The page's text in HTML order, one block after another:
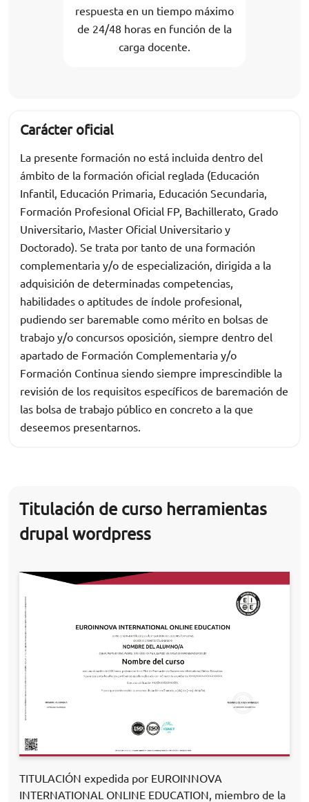
respuesta en un tiempo máximo
de 24/48 horas en función de la
carga docente.
Carácter oficial
La presente formación no está incluida dentro del
ámbito de la formación oficial reglada (Educación
Infantil, Educación Primaria, Educación Secundaria,
Formación Profesional Oficial FP, Bachillerato, Grado
Universitario, Master Oficial Universitario y
Doctorado). Se trata por tanto de una formación
complementaria y/o de especialización, dirigida a la
adquisición de determinadas competencias,
habilidades o aptitudes de índole profesional,
pudiendo ser baremable como mérito en bolsas de
trabajo y/o concursos oposición, siempre dentro del
apartado de Formación Complementaria y/o
Formación Continua siendo siempre imprescindible la
revisión de los requisitos específicos de baremación de
las bolsa de trabajo público en concreto a la que
deseemos presentarnos.
Titulación de curso herramientas
drupal wordpress
TITULACIÓN expedida por EUROINNOVA
INTERNATIONAL ONLINE EDUCATION, miembro de la